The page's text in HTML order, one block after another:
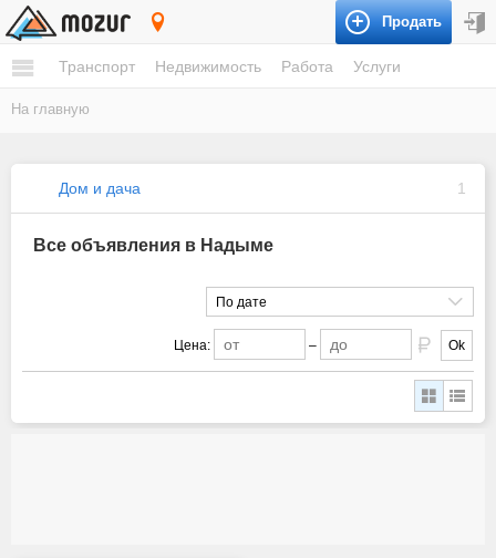
Продать
Транспорт Недвижимость Работа Услуги
На главную
Дом и дача 1
Все объявления в Надыме
По дате
Цена: – Ok